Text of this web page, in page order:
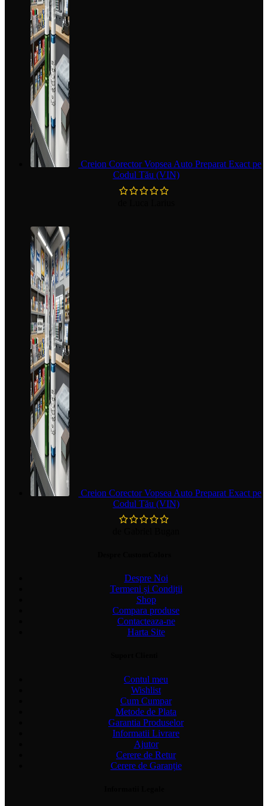
Creion Corector Vopsea Auto Preparat Exact pe
Codul Tău (VIN)
Creion Corector Vopsea Auto Preparat Exact pe
Codul Tău (VIN)
Despre Noi
Termeni și Condiții
Shop
Compara produse
Contacteaza-ne
Harta Site
Contul meu
Wishlist
Cum Cumpar
Metode de Plata
Garantia Produselor
Informatii Livrare
Ajutor
Cerere de Retur
Cerere de Garanție